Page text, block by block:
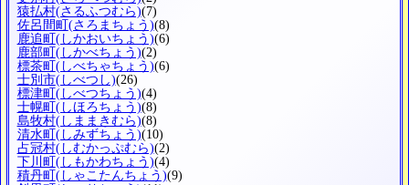
猿払村(さるふつむら)(7)
佐呂間町 (さろまちょう)(8)
鹿追町 (しかおいちょう)(6)
鹿部町 (しかべちょう)(2)
標茶町 (しべちゃちょう)(6)
士別市(しべつし)(26)
標津町 (しべつちょう)(4)
士幌町 (しほろちょう)(8)
島牧村(しままきむら)(8)
清水町 (しみずちょう)(10)
占冠村(しむかっぷむら)(2)
下川町 (しもかわちょう)(4)
積丹町 (しゃこたんちょう)(9)